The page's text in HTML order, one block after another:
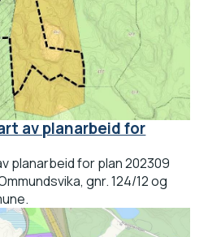
av planarbeid for
planarbeid for plan 202309
gnr. 124/12 og